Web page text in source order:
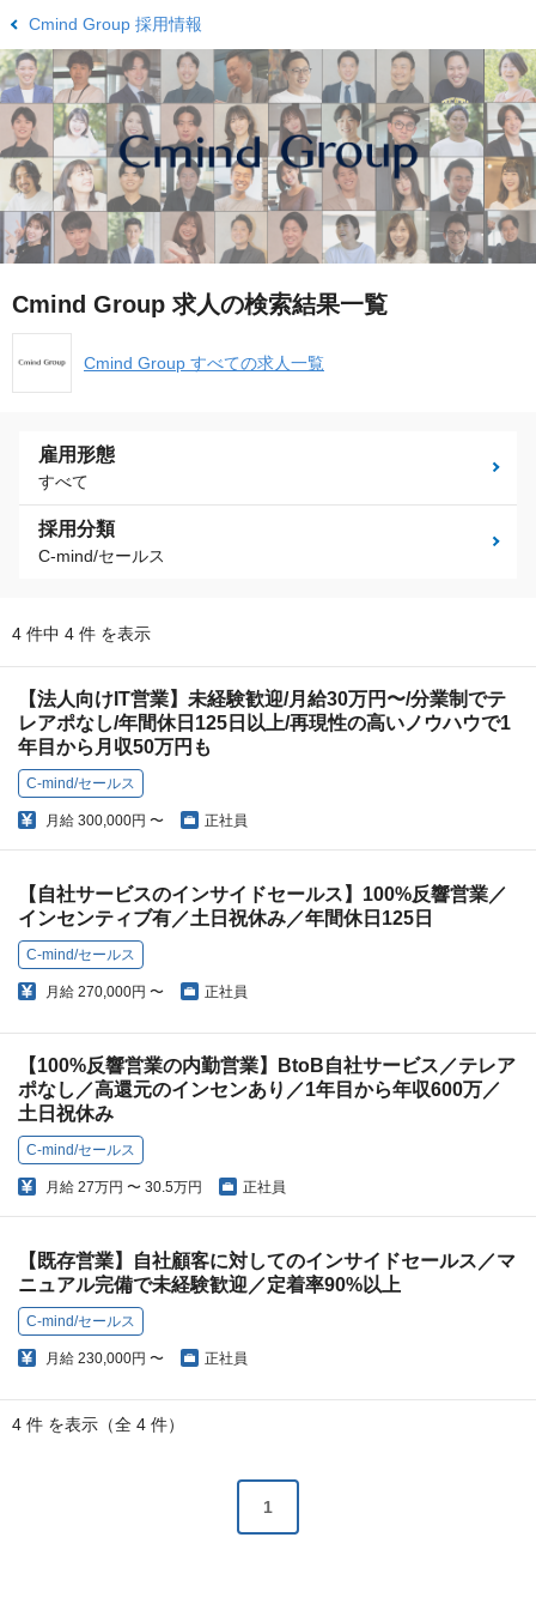
Cmind Group 採用情報
Cmind Group 求人の検索結果一覧
Cmind Group すべての求人一覧
雇用形態
すべて
採用分類
C-mind/セールス
4 件中 4 件 を表示
【法人向けIT営業】未経験歓迎/月給30万円〜/分業制でテ
レアポなし/年間休日125日以上/再現性の高いノウハウで1
年目から月収50万円も
C-mind/セールス
月給 300,000円 〜 正社員
【自社サービスのインサイドセールス】100%反響営業／
インセンティブ有／土日祝休み／年間休日125日
C-mind/セールス
月給 270,000円 〜 正社員
【100%反響営業の内勤営業】BtoB自社サービス／テレア
ポなし／高還元のインセンあり／1年目から年収600万／
土日祝休み
C-mind/セールス
月給 27万円 〜 30.5万円 正社員
【既存営業】自社顧客に対してのインサイドセールス／マ
ニュアル完備で未経験歓迎／定着率90%以上
C-mind/セールス
月給 230,000円 〜 正社員
4 件 を表示（全 4 件）
1